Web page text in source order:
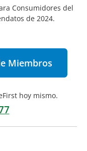
Consumidores del
de 2024.
Miembros
hoy mismo.